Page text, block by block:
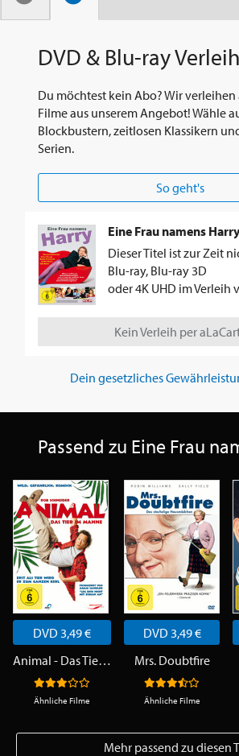
DVD & Blu-ray Verleih
Du möchtest kein Abo? Wir
Filme aus unserem Angebot! Wähle
Blockbustern, zeitlosen Klassikern
Serien.
So geht's
Eine Frau namens Harry
Dieser Titel ist zur Zeit
Blu-ray, Blu-ray 3D
oder 4K UHD im Verleih
Kein Verleih per
Dein gesetzliches
Passend zu Eine Frau
DVD 3,49 €
Animal - Das Tier im Manne
Ähnliche Filme
DVD 3,49 €
Mrs. Doubtfire
Ähnliche Filme
Mehr passend zu diesen